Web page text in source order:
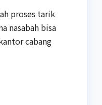
proses tarik
nasabah bisa
cabang